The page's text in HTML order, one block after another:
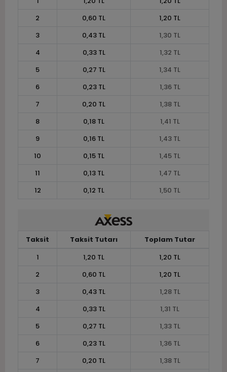
2
0,60 TL
1,20 TL
3
0,43 TL
1,30 TL
4
0,33 TL
1,32 TL
5
0,27 TL
1,34 TL
6
0,23 TL
1,36 TL
7
0,20 TL
1,38 TL
8
0,18 TL
1,41 TL
9
0,16 TL
1,43 TL
10
0,15 TL
1,45 TL
11
0,13 TL
1,47 TL
12
0,12 TL 1,50 TL
Taksit Taksit Tutarı
Toplam Tutar
1
1,20 TL
1,20 TL
2
0,60 TL
1,20 TL
3
0,43 TL
1,28 TL
4
0,33 TL
1,31 TL
5
0,27 TL
1,33 TL
6
0,23 TL
1,36 TL
7
0,20 TL
1,38 TL